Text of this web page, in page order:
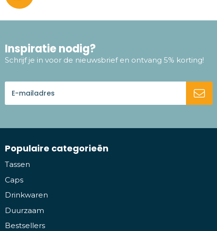
Inspiratie nodig?
Schrijf je in voor de nieuwsbrief en ontvang 5% korting!
Populaire categorieën
Tassen
Caps
Drinkwaren
Duurzaam
Bestsellers